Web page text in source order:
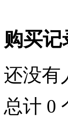
购买记
还没有
总计 0